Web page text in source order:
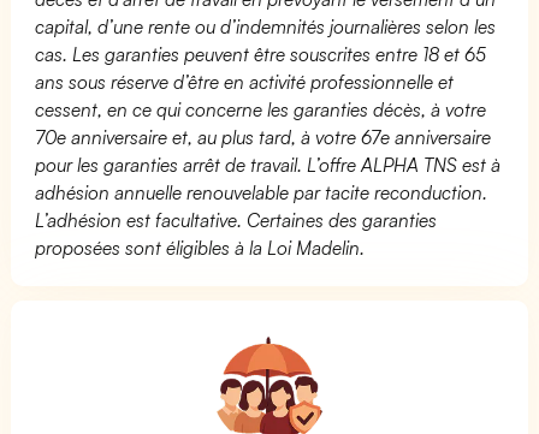
capital, d’une rente ou d’indemnités journalières selon les
cas. Les garanties peuvent être souscrites entre 18 et 65
ans sous réserve d’être en activité professionnelle et
cessent, en ce qui concerne les garanties décès, à votre
70e anniversaire et, au plus tard, à votre 67e anniversaire
pour les garanties arrêt de travail. L’offre ALPHA TNS est à
adhésion annuelle renouvelable par tacite reconduction.
L’adhésion est facultative. Certaines des garanties
proposées sont éligibles à la Loi Madelin.